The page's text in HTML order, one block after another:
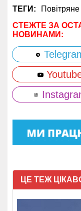
ТЕГИ:
СТЕЖТЕ ЗА
НОВИНАМИ:
ЦЕ ТЕЖ